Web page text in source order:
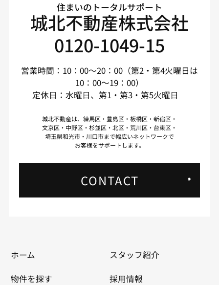
住まいのトータルサポート
城北不動産株式会社
0120-1049-15
営業時間：10：00～20：00（第2・第4火曜日は
10：00～19：00）
定休日：水曜日、第1・第3・第5火曜日
城北不動産は、練馬区・豊島区・板橋区・新宿区・
文京区・中野区・杉並区・北区・荒川区・台東区・
埼玉県和光市・川口市まで幅広いネットワークで
お客様をサポートします。
CONTACT
ホーム
物件を探す
スタッフ紹介
採用情報